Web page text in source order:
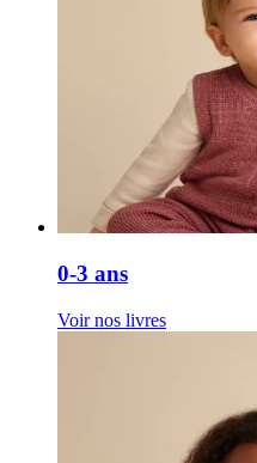
0-3 ans
Voir nos livres